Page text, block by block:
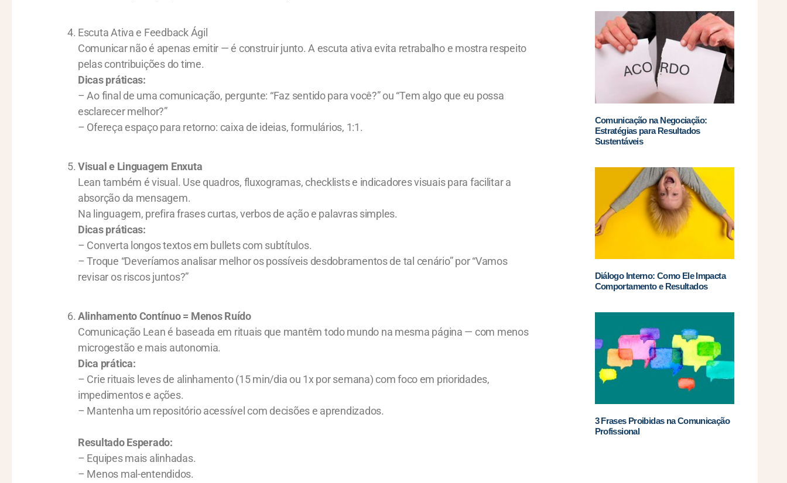
Escuta Ativa e Feedback Ágil
Comunicar não é apenas emitir — é construir junto. A escuta ativa evita retrabalho e mostra respeito
pelas contribuições do time.
Dicas práticas:
– Ao final de uma comunicação, pergunte: “Faz sentido para você?” ou “Tem algo que eu possa
esclarecer melhor?”
– Ofereça espaço para retorno: caixa de ideias, formulários, 1:1.
Visual e Linguagem Enxuta
Lean também é visual. Use quadros, fluxogramas, checklists e indicadores visuais para facilitar a
absorção da mensagem.
Na linguagem, prefira frases curtas, verbos de ação e palavras simples.
Dicas práticas:
– Converta longos textos em bullets com subtítulos.
– Troque “Deveríamos analisar melhor os possíveis desdobramentos de tal cenário” por “Vamos
revisar os riscos juntos?”
Alinhamento Contínuo = Menos Ruído
Comunicação Lean é baseada em rituais que mantêm todo mundo na mesma página — com menos
microgestão e mais autonomia.
Dica prática:
– Crie rituais leves de alinhamento (15 min/dia ou 1x por semana) com foco em prioridades,
impedimentos e ações.
– Mantenha um repositório acessível com decisões e aprendizados.
Resultado Esperado:
– Equipes mais alinhadas.
– Menos mal-entendidos.
Comunicação na Negociação:
Estratégias para Resultados
Sustentáveis
Diálogo Interno: Como Ele Impacta
Comportamento e Resultados
3 Frases Proibidas na Comunicação
Profissional